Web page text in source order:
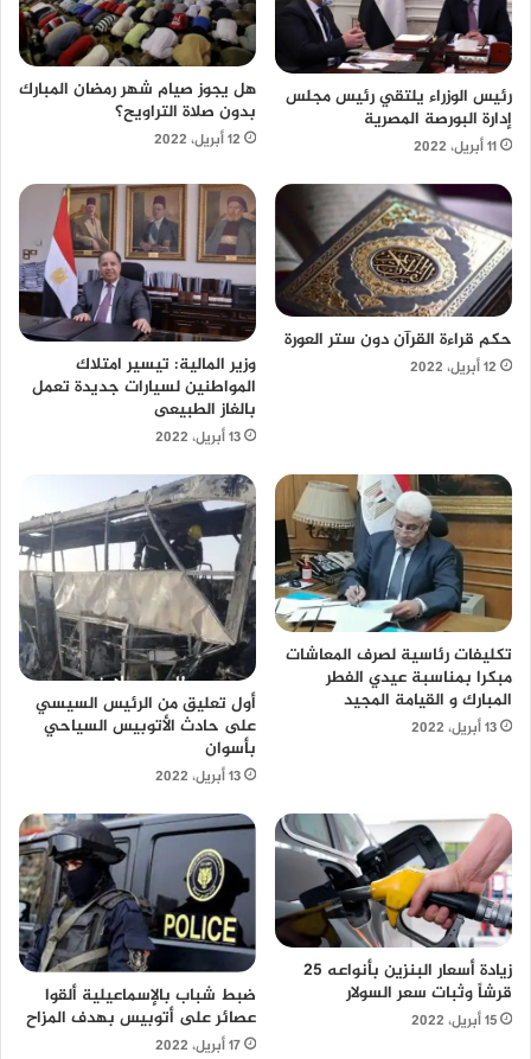
رئيس الوزراء يلتقي رئيس مجلس
إدارة البورصة المصرية
11 أبريل، 2022
هل يجوز صيام شهر رمضان المبارك
بدون صلاة التراويح؟
12 أبريل، 2022
حكم قراءة القرآن دون ستر العورة
12 أبريل، 2022
وزير المالية: تيسير امتلاك
المواطنين لسيارات جديدة تعمل
بالغاز الطبيعى
13 أبريل، 2022
تكليفات رئاسية لصرف المعاشات
مبكرا بمناسبة عيدي الفطر
المبارك و القيامة المجيد
13 أبريل، 2022
أول تعليق من الرئيس السيسي
على حادث الأتوبيس السياحي
بأسوان
13 أبريل، 2022
زيادة أسعار البنزين بأنواعه 25
قرشاً وثبات سعر السولار
15 أبريل، 2022
ضبط شباب بالإسماعيلية ألقوا
عصائر على أتوبيس بهدف المزاح
17 أبريل، 2022